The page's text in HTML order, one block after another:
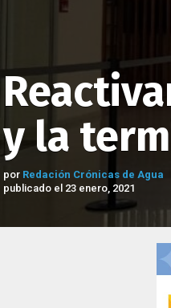
y la
por Redación Crónicas de Agua
publicado el 23 enero, 2021